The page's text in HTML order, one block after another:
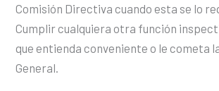
Comisión Directiva cuando esta se lo
Cumplir cualquiera otra función
que entienda conveniente o le cometa
General.